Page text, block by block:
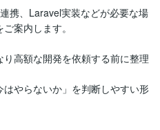
携、Laravel実装などが必要な場
案内します。
高額な開発を依頼する前に整理
やらないか」を判断しやすい形